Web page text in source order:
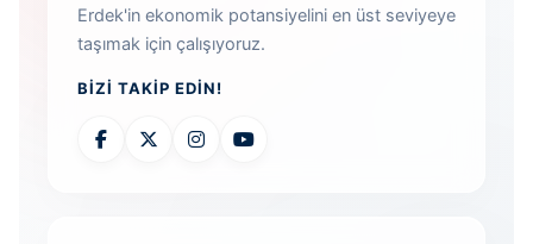
Erdek'in ekonomik potansiyelini en üst seviyeye
taşımak için çalışıyoruz.
BIZI TAKIP EDIN!